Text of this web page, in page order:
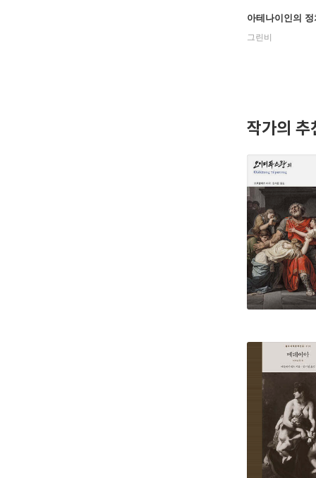
아테나이인의
그린비
작가의 추